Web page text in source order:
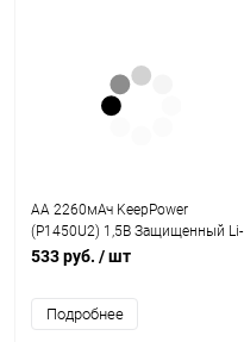
AA 2260мАч KeepPower
(P1450U2) 1,5В Защищенный Li-
Ion аккумулятор с встроенной
533 руб. / шт
Подробнее